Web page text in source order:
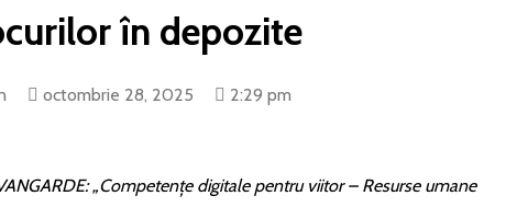
în depozite
octombrie 28, 2025 2:29 pm
„Competențe digitale pentru viitor – Resurse umane